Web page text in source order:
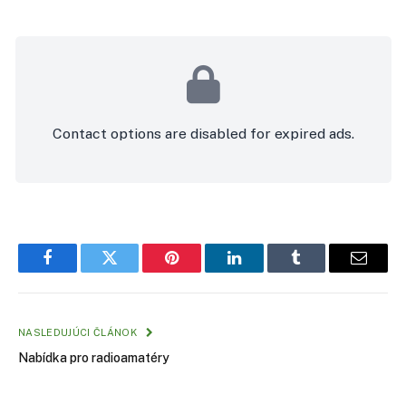
Contact options are disabled for expired ads.
FacebookTwitter Pinterest LinkedInTumblr Email
NASLEDUJÚCI ČLÁNOK
Nabídka pro radioamatéry